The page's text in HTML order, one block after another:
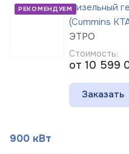
РЕКОМЕНДУЕМДизельный
(Cummins
ЭТРО
Стоимость:
от 10 599
Заказать
900 кВт